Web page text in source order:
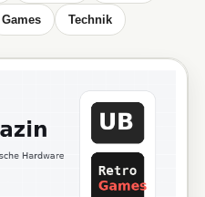
Games Technik